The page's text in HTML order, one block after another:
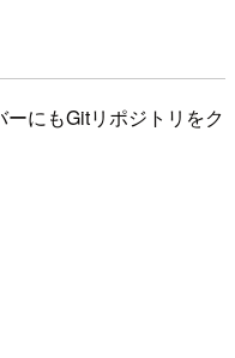
にもGitリポジトリをク